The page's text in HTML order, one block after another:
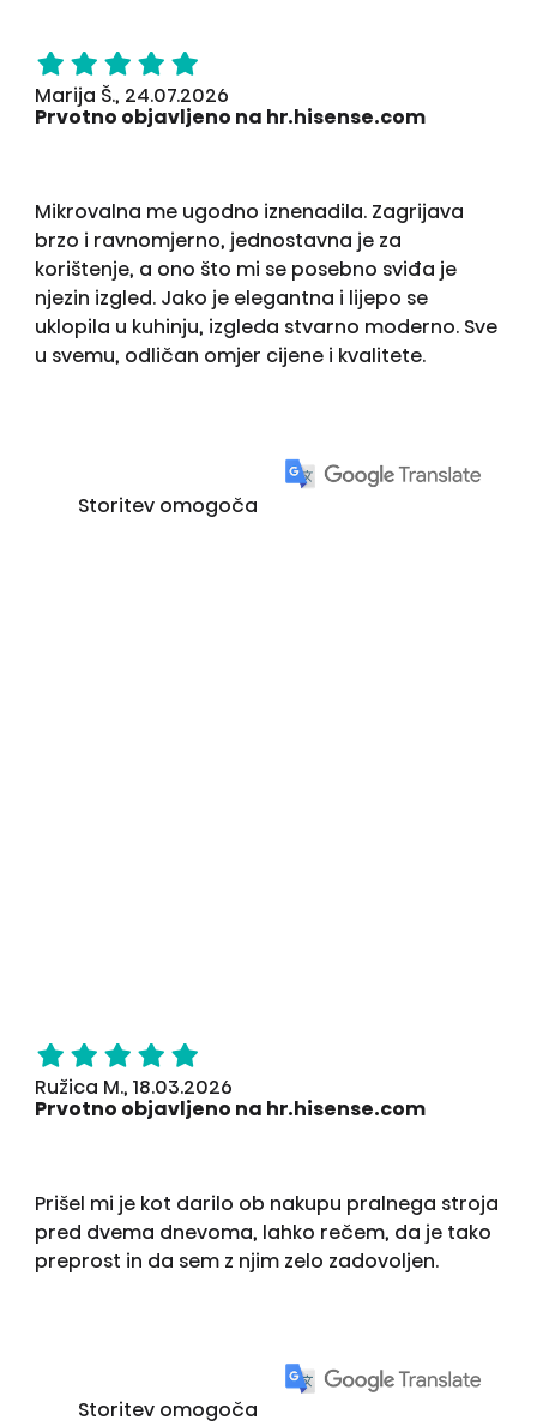
Marija Š., 24.07.2026
Prvotno objavljeno na hr.hisense.com
Mikrovalna me ugodno iznenadila. Zagrijava
brzo i ravnomjerno, jednostavna je za
korištenje, a ono što mi se posebno sviđa je
njezin izgled. Jako je elegantna i lijepo se
uklopila u kuhinju, izgleda stvarno moderno. Sve
u svemu, odličan omjer cijene i kvalitete.
Storitev omogoča
Ružica M., 18.03.2026
Prvotno objavljeno na hr.hisense.com
Prišel mi je kot darilo ob nakupu pralnega stroja
pred dvema dnevoma, lahko rečem, da je tako
preprost in da sem z njim zelo zadovoljen.
Storitev omogoča